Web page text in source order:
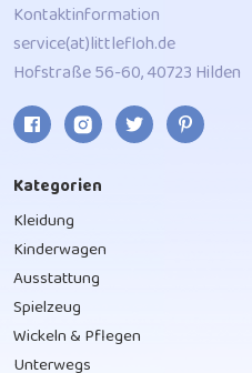
Kontaktinformation
service(at)littlefloh.de
Hofstraße 56-60, 40723 Hilden
Kategorien
Kleidung
Kinderwagen
Ausstattung
Spielzeug
Wickeln & Pflegen
Unterwegs